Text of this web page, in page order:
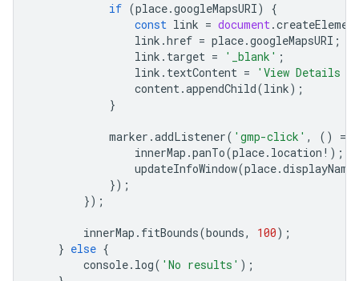
if (place.googleMapsURI)
{
const link = document.
link .href = place.googleMapsURI ;
link . target = '_blank' ;
link . textContent =
'View Details
content.appendChild(link);
}
marker .addListener( 'gmp-click' , () =
innerMap .panTo(place. location ! );
updateInfoWindow(place.displayName
});
});
innerMap . fitBounds(bounds, 100);
} else {
console. log( 'No results' );